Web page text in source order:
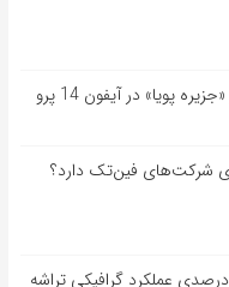
اپل ظاهرا در لحظه آخر تصمیم به استفاده از «جزیره پویا» در آیفون 14 پرو
بنچمارک آنتوتو از افزایش 28 درصدی عملکرد گرافیکی تراشه